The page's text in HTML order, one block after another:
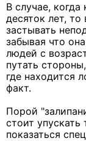
В случае,
десяток лет,
застывать
забывая что
людей с
путать
где находится
факт.
Порой
стоит
показаться